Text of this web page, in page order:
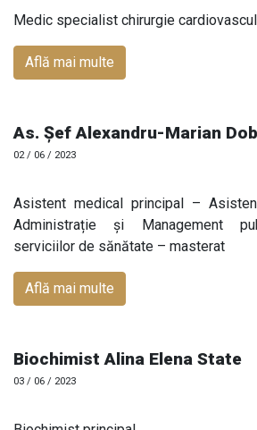
Medic specialist chirurgie
Află mai multe
As. Șef Alexandru-Marian
02 / 06 / 2023
Asistent medical principal –
Administrație și Management
serviciilor de sănătate – masterat
Află mai multe
Biochimist Alina Elena State
03 / 06 / 2023